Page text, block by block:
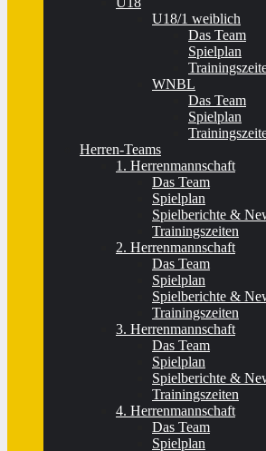
U18/1 weiblich
Das Team
Spielplan
WNBL
Das Team
Spielplan
Herren-Teams
1. Herrenmannschaft
Das Team
Spielplan
Spielberichte &
Trainingszeiten
2. Herrenmannschaft
Das Team
Spielplan
Spielberichte &
Trainingszeiten
3. Herrenmannschaft
Das Team
Spielplan
Spielberichte &
Trainingszeiten
4. Herrenmannschaft
Das Team
Spielplan